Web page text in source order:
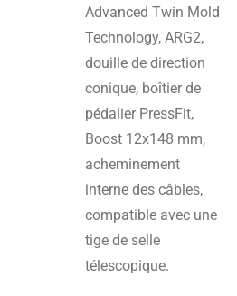
Advanced Twin Mold
Technology, ARG2,
douille de direction
conique, boîtier de
pédalier PressFit,
Boost 12x148 mm,
acheminement
interne des câbles,
compatible avec une
tige de selle
télescopique.